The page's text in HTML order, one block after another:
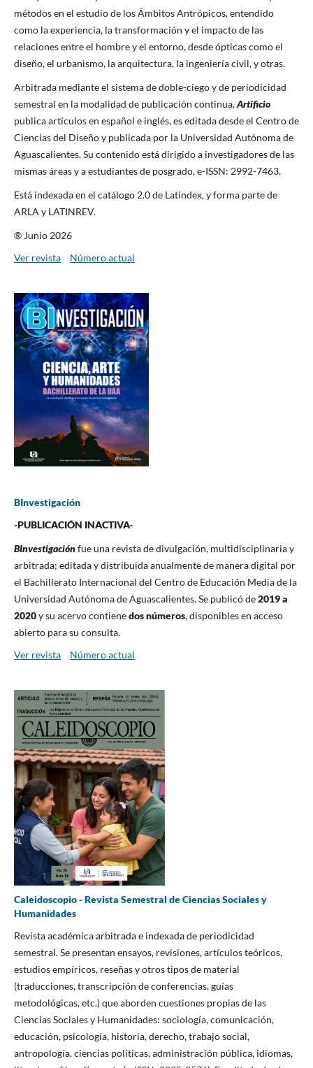
métodos en el estudio de los Ámbitos Antrópicos, entendido
como la experiencia, la transformación y el impacto de las
relaciones entre el hombre y el entorno, desde ópticas como el
diseño, el urbanismo, la arquitectura, la ingeniería civil, y otras.
Arbitrada mediante el sistema de doble-ciego y de periodicidad
semestral en la modalidad de publicación continua,Artificio
publica artículos en español e inglés, es editada desde el Centro de
Ciencias del Diseño y publicada por la Universidad Autónoma de
Aguascalientes. Su contenido está dirigido a investigadores de las
mismas áreas y a estudiantes de posgrado, e-ISSN: 2992-7463.
Está indexada en el catálogo 2.0 de Latindex, y forma parte de
ARLA y LATINREV.
® Junio 2026
Ver revista
Número actual
BInvestigación
-PUBLICACIÓN INACTIVA-
BInvestigaciónfue una revista de divulgación, multidisciplinaria y
arbitrada; editada y distribuida anualmente de manera digital por
el Bachillerato Internacional del Centro de Educación Media de la
Universidad Autónoma de Aguascalientes. Se publicó de2019 a
2020y su acervo contienedos números, disponibles en acceso
abierto para su consulta.
Ver revista
Número actual
Caleidoscopio - Revista Semestral de Ciencias Sociales y
Humanidades
Revista académica arbitrada e indexada de periodicidad
semestral. Se presentan ensayos, revisiones, artículos teóricos,
estudios empíricos, reseñas y otros tipos de material
(traducciones, transcripción de conferencias, guías
metodológicas, etc.) que aborden cuestiones propias de las
Ciencias Sociales y Humanidades: sociología, comunicación,
educación, psicología, historia, derecho, trabajo social,
antropología, ciencias políticas, administración pública, idiomas,